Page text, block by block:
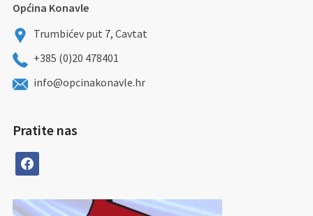
Općina Konavle
Trumbićev put 7, Cavtat
+385 (0)20 478401
info@opcinakonavle.hr
Pratite nas
facebook